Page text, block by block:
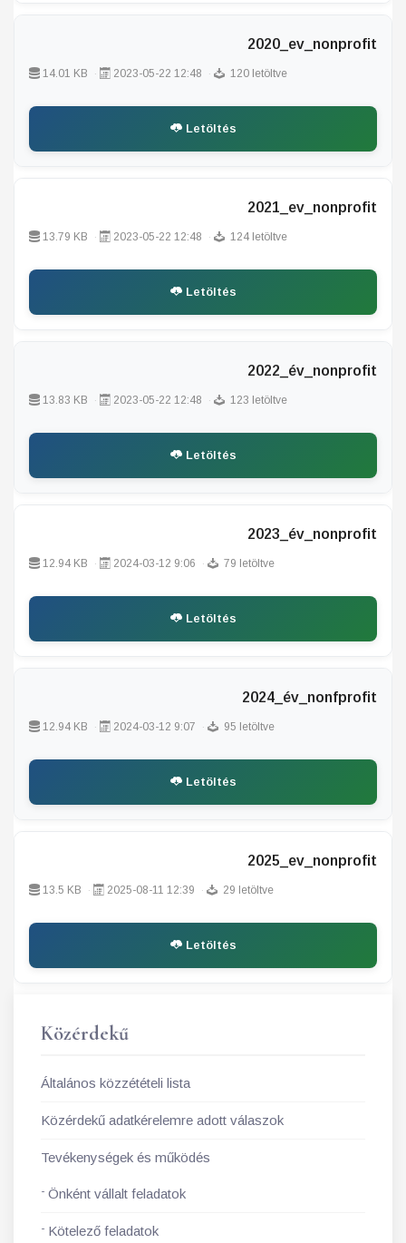
2020_ev_nonprofit
14.01 KB 2023-05-22 12:48 120 letöltve
Letöltés
2021_ev_nonprofit
13.79 KB 2023-05-22 12:48 124 letöltve
Letöltés
2022_év_nonprofit
13.83 KB 2023-05-22 12:48 123 letöltve
Letöltés
2023_év_nonprofit
12.94 KB 2024-03-12 9:06 79 letöltve
Letöltés
2024_év_nonfprofit
12.94 KB 2024-03-12 9:07 95 letöltve
Letöltés
2025_ev_nonprofit
13.5 KB 2025-08-11 12:39 29 letöltve
Letöltés
Közérdekű
Általános közzétételi lista
Közérdekű adatkérelemre adott válaszok
Tevékenységek és működés
Önként vállalt feladatok
Kötelező feladatok